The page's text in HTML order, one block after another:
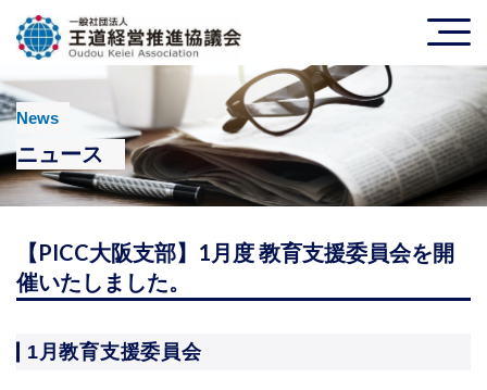
News
ニュース
【PICC大阪支部】1月度 教育支援委員会を開
催いたしました。
1月教育支援委員会